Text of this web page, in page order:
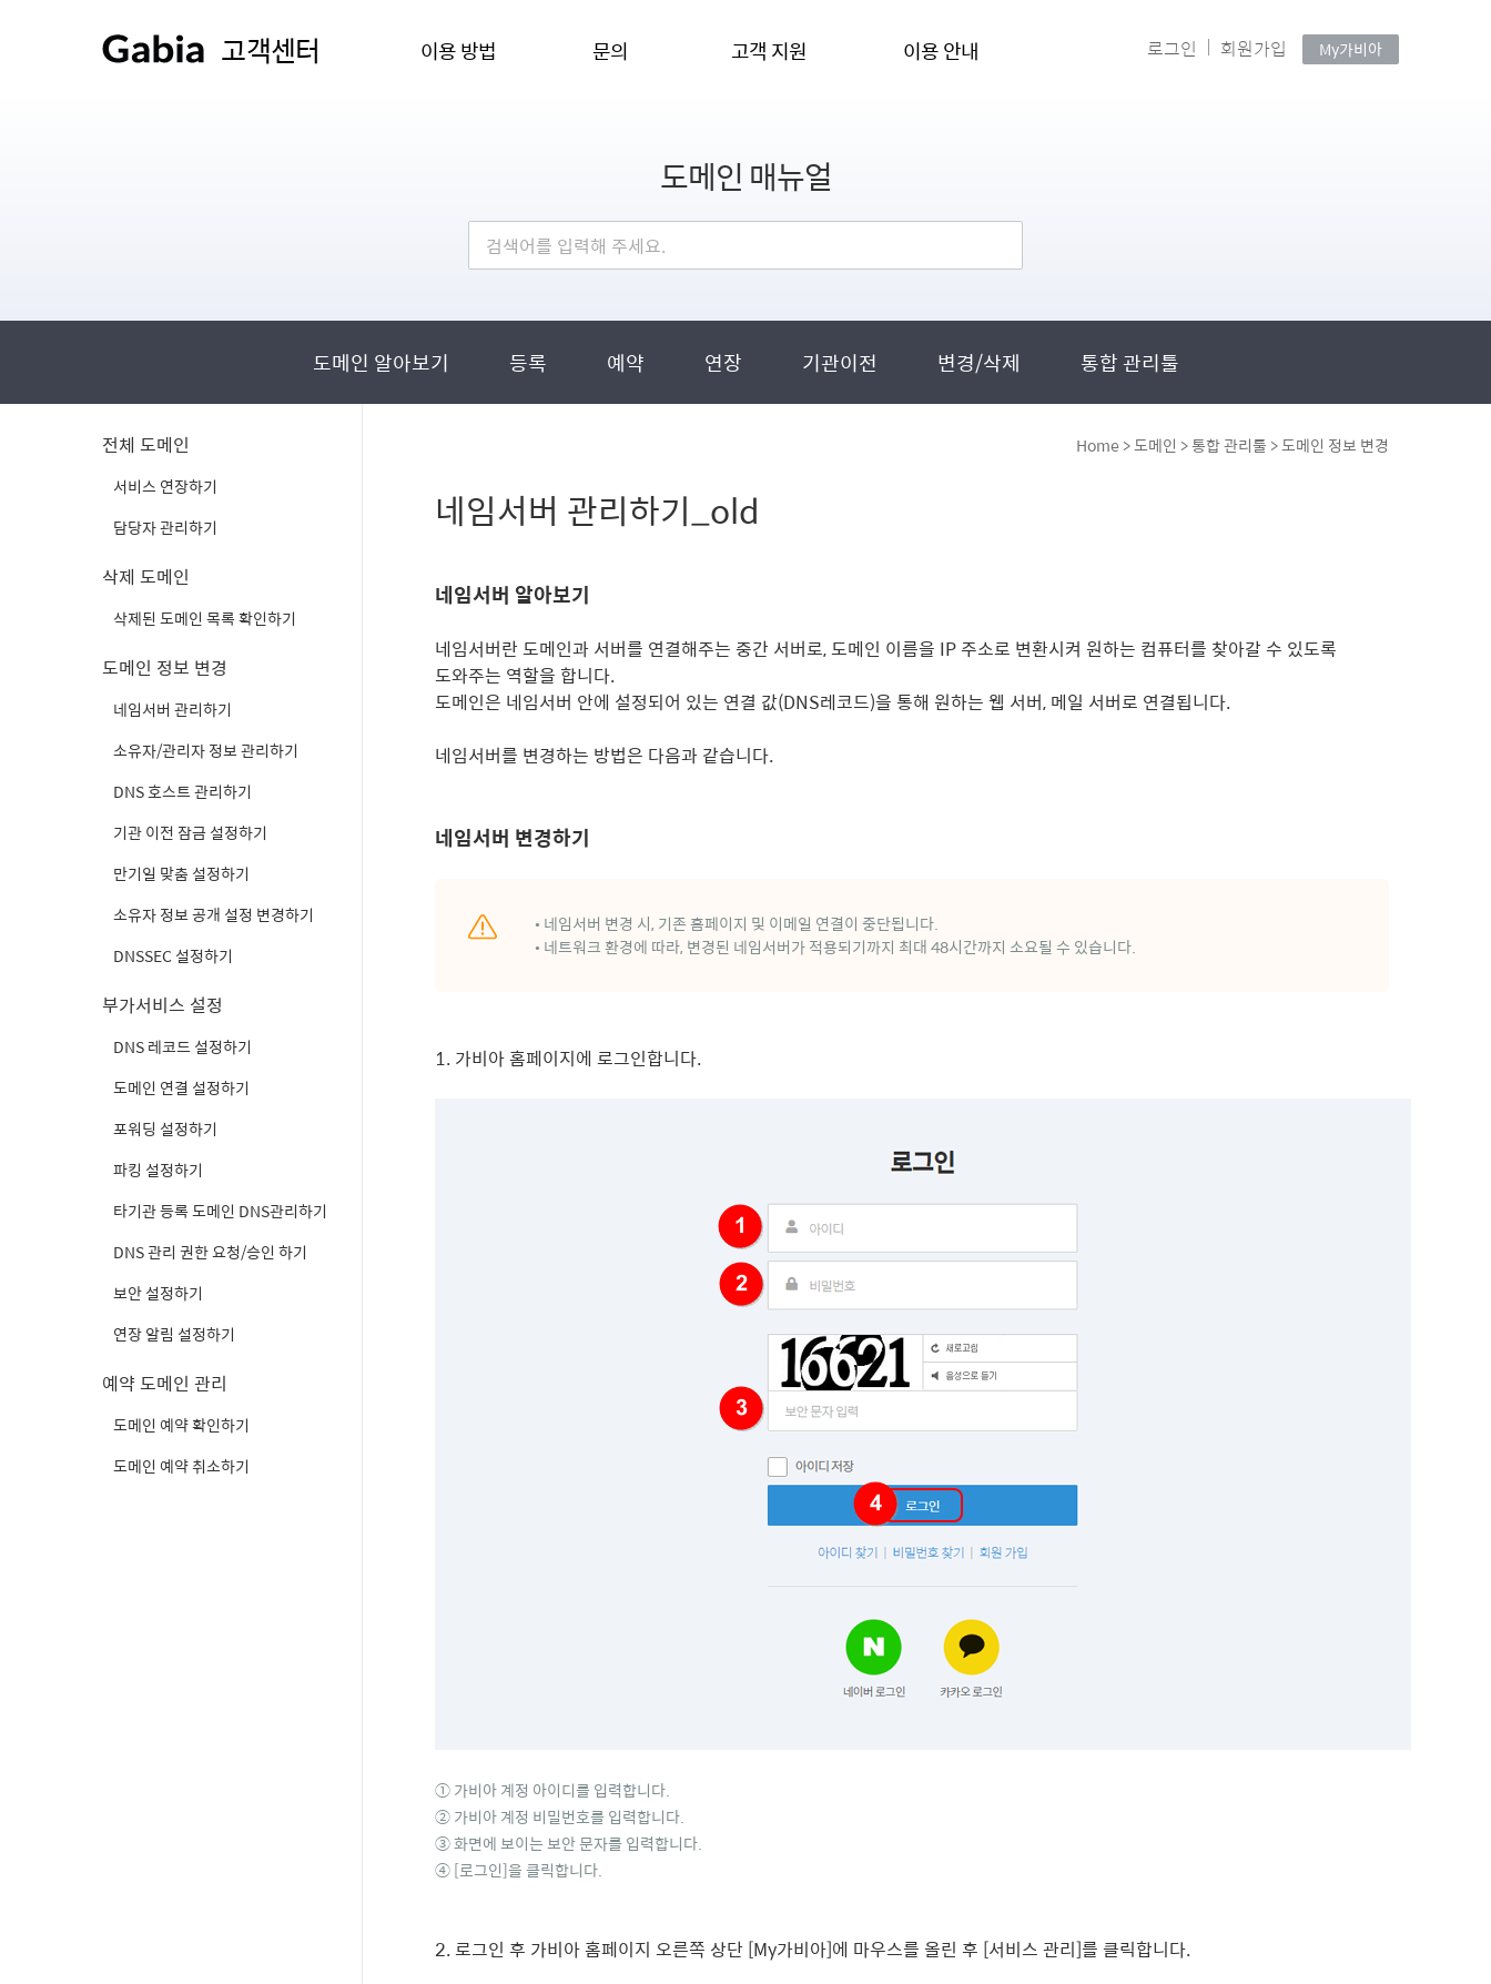
고객센터 이용 방법 문의 고객 지원 이용 안내 로그인 회원가입 My가비아
도메인 매뉴얼
도메인 알아보기 등록 예약 연장 기관이전 변경/삭제 통합 관리툴
Home > 도메인 > 통합 관리툴 > 도메인 정보 변경
네임서버 관리하기_old
네임서버 알아보기
네임서버란 도메인과 서버를 연결해주는 중간 서버로, 도메인 이름을 IP 주소로 변환시켜 원하는 컴퓨터를 찾아갈 수 있도록
도와주는 역할을 합니다.
도메인은 네임서버 안에 설정되어 있는 연결 값(DNS레코드)을 통해 원하는 웹 서버, 메일 서버로 연결됩니다.
네임서버를 변경하는 방법은 다음과 같습니다.
네임서버 변경하기
• 네임서버 변경 시, 기존 홈페이지 및 이메일 연결이 중단됩니다.
• 네트워크 환경에 따라, 변경된 네임서버가 적용되기까지 최대 48시간까지 소요될 수 있습니다.
1. 가비아 홈페이지에 로그인합니다.
① 가비아 계정 아이디를 입력합니다.
② 가비아 계정 비밀번호를 입력합니다.
③ 화면에 보이는 보안 문자를 입력합니다.
④ [로그인]을 클릭합니다.
2.로그인 후 가비아 홈페이지 오른쪽 상단 [My가비아]에 마우스를 올린 후 [서비스 관리]를 클릭합니다.
전체 도메인
서비스 연장하기
담당자 관리하기
삭제 도메인
삭제된 도메인 목록 확인하기
도메인 정보 변경
네임서버 관리하기
소유자/관리자 정보 관리하기
DNS 호스트 관리하기
기관 이전 잠금 설정하기
만기일 맞춤 설정하기
소유자 정보 공개 설정 변경하기
DNSSEC 설정하기
부가서비스 설정
DNS 레코드 설정하기
도메인 연결 설정하기
포워딩 설정하기
파킹 설정하기
타기관 등록 도메인 DNS관리하기
DNS 관리 권한 요청/승인 하기
보안 설정하기
연장 알림 설정하기
예약 도메인 관리
도메인 예약 확인하기
도메인 예약 취소하기